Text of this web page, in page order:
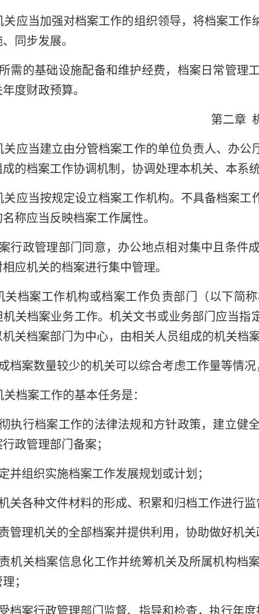
应当加强对档案工作的组织领导，将档案工
同步发展。
需的基础设施配备和维护经费，档案日常管理
度财政预算。
第二章
应当建立由分管档案工作的单位负责人、办
的档案工作协调机制，协调处理本机关、本系
应当按规定设立档案工作机构。不具备档案
称应当反映档案工作属性。
行政管理部门同意，办公地点相对集中且条件
应机关的档案进行集中管理。
关档案工作机构或档案工作负责部门（以下简
机关档案业务工作。机关文书或业务部门应当
关档案部门为中心，由相关人员组成的机关档案
档案数量较少的机关可以综合考虑工作量等情
档案工作的基本任务是：
彻执行档案工作的法律法规和方针政策，建立
政管理部门备案；
并组织实施档案工作发展规划或计划；
机关各种文件材料的形成、积累和归档工作进行
责管理机关的全部档案并提供利用，协助做好机关
责机关档案信息化工作并统筹机关及所属机构
；
受档案行政管理部门监督、指导和检查，执行年